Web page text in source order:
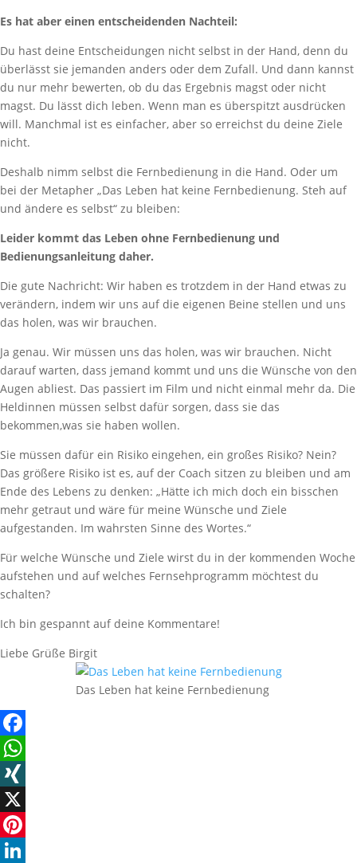
Es hat aber einen entscheidenden Nachteil:
Du hast deine Entscheidungen nicht selbst in der Hand, denn du
überlässt sie jemanden anders oder dem Zufall. Und dann kannst
du nur mehr bewerten, ob du das Ergebnis magst oder nicht
magst. Du lässt dich leben. Wenn man es überspitzt ausdrücken
will. Manchmal ist es einfacher, aber so erreichst du deine Ziele
nicht.
Deshalb nimm selbst die Fernbedienung in die Hand. Oder um
bei der Metapher „Das Leben hat keine Fernbedienung. Steh auf
und ändere es selbst“ zu bleiben:
Leider kommt das Leben ohne Fernbedienung und
Bedienungsanleitung daher.
Die gute Nachricht: Wir haben es trotzdem in der Hand etwas zu
verändern, indem wir uns auf die eigenen Beine stellen und uns
das holen, was wir brauchen.
Ja genau. Wir müssen uns das holen, was wir brauchen. Nicht
darauf warten, dass jemand kommt und uns die Wünsche von den
Augen abliest. Das passiert im Film und nicht einmal mehr da. Die
Heldinnen müssen selbst dafür sorgen, dass sie das
bekommen,was sie haben wollen.
Sie müssen dafür ein Risiko eingehen, ein großes Risiko? Nein?
Das größere Risiko ist es, auf der Coach sitzen zu bleiben und am
Ende des Lebens zu denken: „Hätte ich mich doch ein bisschen
mehr getraut und wäre für meine Wünsche und Ziele
aufgestanden. Im wahrsten Sinne des Wortes.“
Für welche Wünsche und Ziele wirst du in der kommenden Woche
aufstehen und auf welches Fernsehprogramm möchtest du
schalten?
Ich bin gespannt auf deine Kommentare!
Liebe Grüße Birgit
Das Leben hat keine Fernbedienung
Facebook
WhatsApp
XING
X
Pinterest